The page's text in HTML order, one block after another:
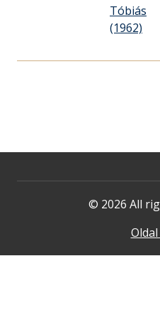
Tóbiás
(1962)
© 2026 All